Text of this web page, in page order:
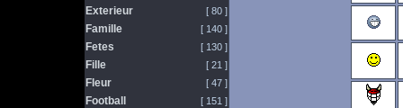
Exterieur [ 80 ]
Famille [ 140 ]
Fetes [ 130 ]
Fille [ 21 ]
Fleur [ 47 ]
Football [ 151 ]